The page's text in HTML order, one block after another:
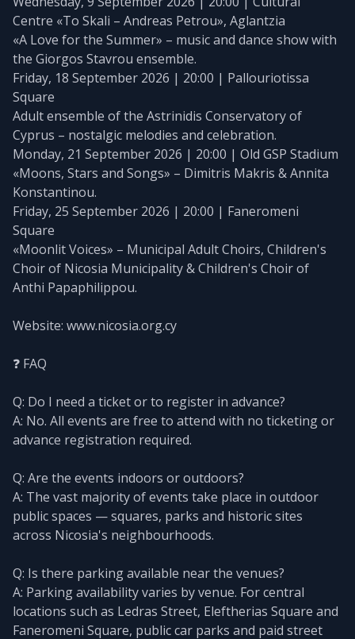
Centre «To Skali – Andreas Petrou», Aglantzia
«A Love for the Summer» – music and dance show with
the Giorgos Stavrou ensemble.
Friday, 18 September 2026 | 20:00 | Pallouriotissa
Square
Adult ensemble of the Astrinidis Conservatory of
Cyprus – nostalgic melodies and celebration.
Monday, 21 September 2026 | 20:00 | Old GSP Stadium
«Moons, Stars and Songs» – Dimitris Makris & Annita
Konstantinou.
Friday, 25 September 2026 | 20:00 | Faneromeni
Square
«Moonlit Voices» – Municipal Adult Choirs, Children's
Choir of Nicosia Municipality & Children's Choir of
Anthi Papaphilippou.
Website: www.nicosia.org.cy
❓ FAQ
Q: Do I need a ticket or to register in advance?
A: No. All events are free to attend with no ticketing or
advance registration required.
Q: Are the events indoors or outdoors?
A: The vast majority of events take place in outdoor
public spaces — squares, parks and historic sites
across Nicosia's neighbourhoods.
Q: Is there parking available near the venues?
A: Parking availability varies by venue. For central
locations such as Ledras Street, Eleftherias Square and
Faneromeni Square, public car parks and paid street